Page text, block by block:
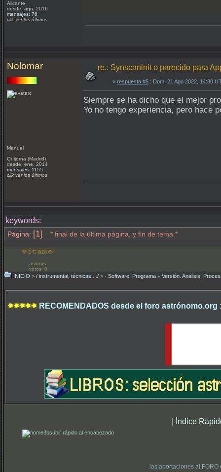
Alicante
desde: ago, 2016
mensajes: 76
clik ver los últimos
Nolomar
Manuel
Quijorna (Madrid)
desde: ene, 2014
mensajes: 1155
clik ver los últimos
re.: Synscanlnit o parecido para
« respuesta #5 : Dom, 21 Ago 2022, 14:30
Siempre se ha dicho que el mejor
Yo no tengo experiencia, pero hace
keywords:
Página: [1] * final de la última página, y fin de tema.*
astrons:
votos: 0
INICIO > / instrumental, técnicas .../ > · Software, Programa + Versión. Análisis,
RECOMENDADOS desde el foro astrónomo.org
| Índice
subir rápido al encabezado
las aportaciones al